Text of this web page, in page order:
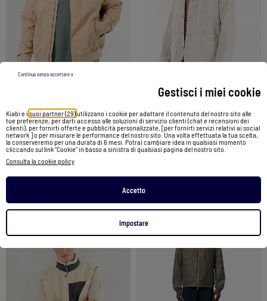
Gestisci i miei cookie
Kiabi e i suoi partner (29)utilizzano i cookie per adattare il contenuto del nostro sito alle
tue preferenze, per darti accesso alle soluzioni di servizio clienti (chat e recensioni dei
clienti), per fornirti offerte e pubblicità personalizzate, [per fornirti servizi relativi ai social
network ] o per misurare le performance del nostro sito. Una volta effettuata la tua scelta,
la conserveremo per una durata di 6 mesi. Potrai cambiare idea in qualsiasi momento
cliccando sul link "Cookie" in basso a sinistra di qualsiasi pagina del nostro sito.
Consulta la cookie policy
Accetto
Impostare
Continua senza accettare x
Giubbotto corto tinta unita
35,00 €
Vedi prodotto
Giacca in cotone e lino con tasche applicate
35,00 € 22,75 €
1/4 1/5